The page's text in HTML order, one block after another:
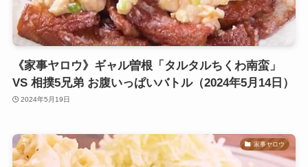
《家事ヤロウ》ギャル曽根「タルタルちくわ南蛮」
VS 相撲5兄弟 お腹いっぱいバトル（2024年5月14日）
2024年5月19日
家事ヤロウ